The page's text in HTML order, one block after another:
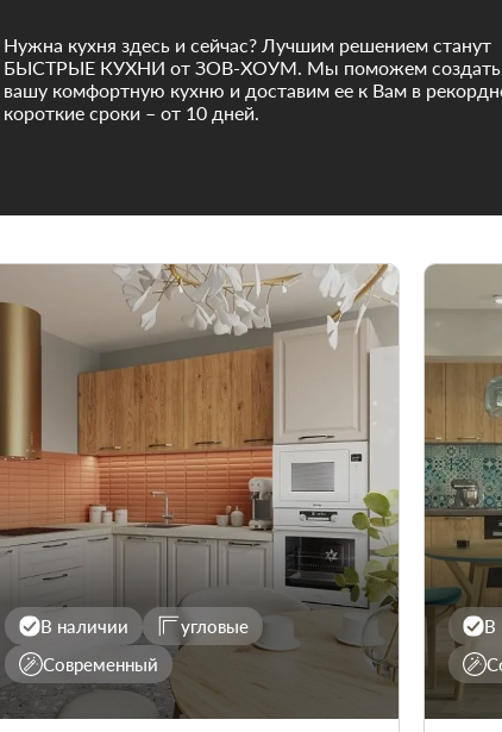
Нужна кухня здесь и сейчас? Лучшим решением станут
БЫСТРЫЕ КУХНИ от ЗОВ-ХОУМ. Мы поможем создать
вашу комфортную кухню и доставим ее к Вам в
короткие сроки – от 10 дней.
В наличии
угловые
Современный
В